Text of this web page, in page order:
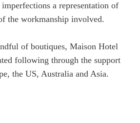
a representation of
the workmanship involved.
of boutiques, Maison Hotel
following through the support
the US, Australia and Asia.